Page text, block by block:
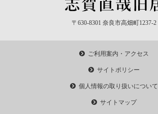
〒630-8301 奈良市高畑町1237-2
ご利用案内・アクセス
サイトポリシー
個人情報の取り扱いについて
サイトマップ